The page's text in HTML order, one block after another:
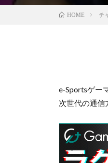
HOME チ
e-Sportsゲー
次世代の通信